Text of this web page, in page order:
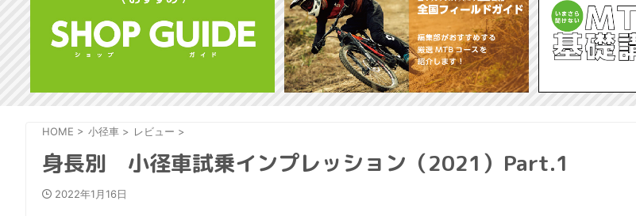
HOME > 小径車 > レビュー >
身長別 小径車試乗インプレッション（2021）Part.1
2022年1月16日